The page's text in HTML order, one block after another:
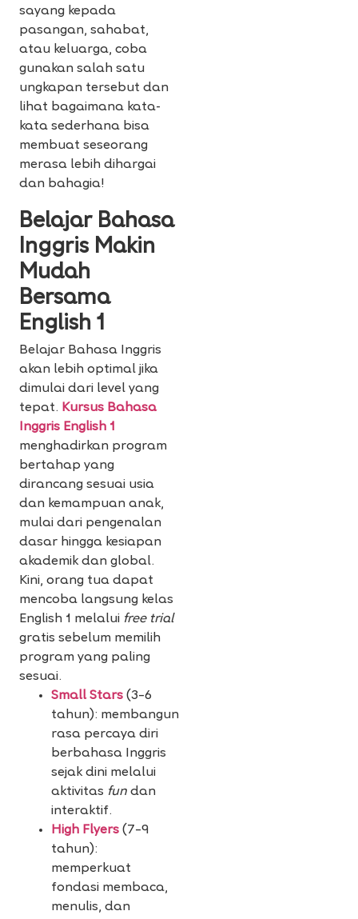
sayang kepada
pasangan, sahabat,
atau keluarga, coba
gunakan salah satu
ungkapan tersebut dan
lihat bagaimana kata-
kata sederhana bisa
membuat seseorang
merasa lebih dihargai
dan bahagia!
Belajar Bahasa
Inggris Makin
Mudah
Bersama
English 1
Belajar Bahasa Inggris
akan lebih optimal jika
dimulai dari level yang
tepat. Kursus Bahasa
Inggris English 1
menghadirkan program
bertahap yang
dirancang sesuai usia
dan kemampuan anak,
mulai dari pengenalan
dasar hingga kesiapan
akademik dan global.
Kini, orang tua dapat
mencoba langsung kelas
English 1 melalui free trial
gratis sebelum memilih
program yang paling
sesuai.
Small Stars (3–6
tahun): membangun
rasa percaya diri
berbahasa Inggris
sejak dini melalui
aktivitas fun dan
interaktif.
High Flyers (7–9
tahun):
memperkuat
fondasi membaca,
menulis, dan